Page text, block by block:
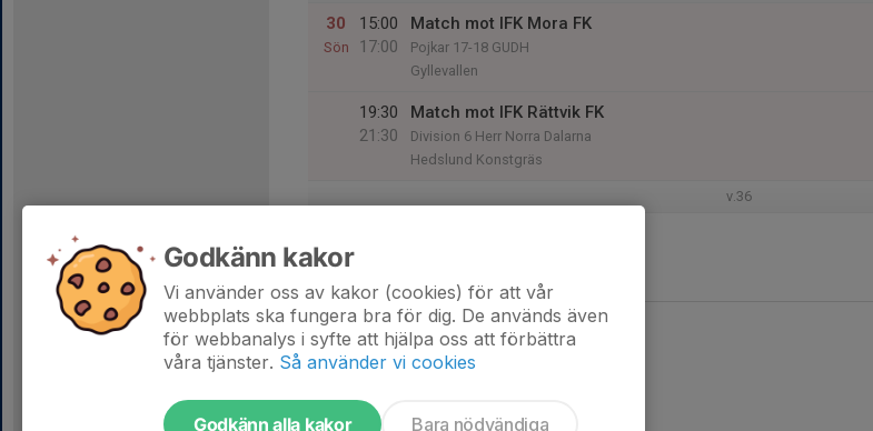
30
Sön
15:00
17:00
Match mot IFK Mora FK
Pojkar 17-18 GUDH
Gyllevallen
19:30
21:30
Match mot IFK Rättvik FK
Division 6 Herr Norra Dalarna
Hedslund Konstgräs
v.36
Mån
Elbolaget Montage Arena A
Godkänn kakor
Vi använder oss av kakor (cookies) för att vår
webbplats ska fungera bra för dig. De används även
för webbanalys i syfte att hjälpa oss att förbättra
våra tjänster. Så använder vi cookies
Godkänn alla kakor Bara nödvändiga